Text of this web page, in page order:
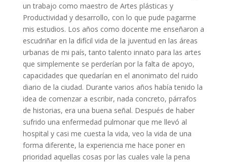
un trabajo como maestro de Artes plásticas y
Productividad y desarrollo, con lo que pude pagarme
mis estudios. Los años como docente me enseñaron a
escudriñar en la difícil vida de la juventud en las áreas
urbanas de mi país, tanto talento innato para las artes
que simplemente se perderían por la falta de apoyo,
capacidades que quedarían en el anonimato del ruido
diario de la ciudad. Durante varios años había tenido la
idea de comenzar a escribir, nada concreto, párrafos
de historias, era una buena señal. Después de haber
sufrido una enfermedad pulmonar que me llevó al
hospital y casi me cuesta la vida, veo la vida de una
forma diferente, la experiencia me hace poner en
prioridad aquellas cosas por las cuales vale la pena